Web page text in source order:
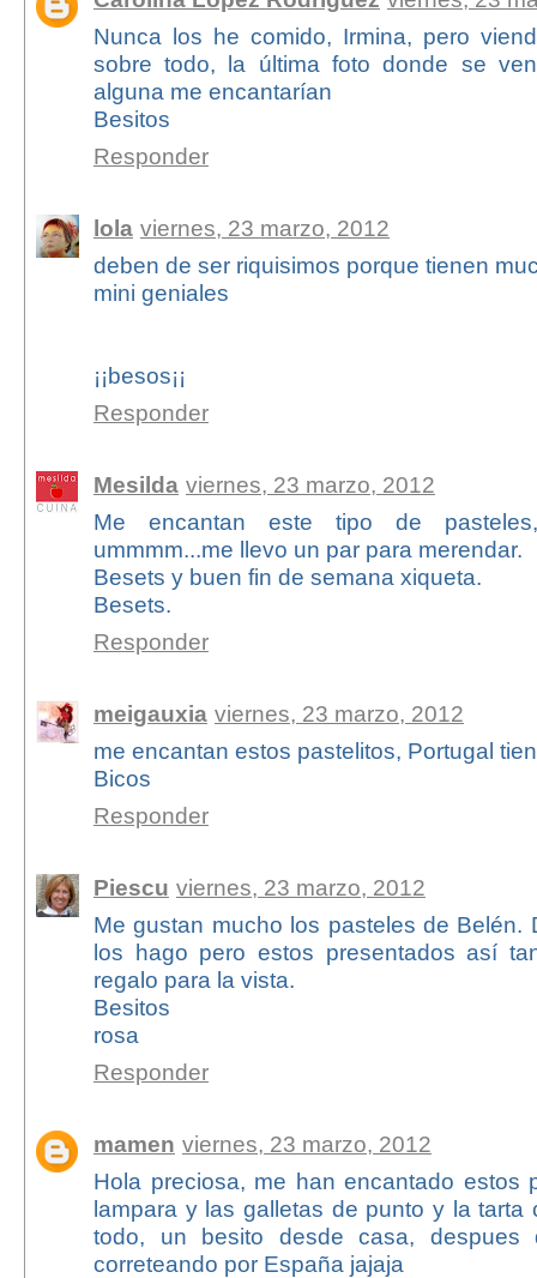
Nunca los he comido, Irmina, pero
sobre todo, la última foto donde se
alguna me encantarían
Besitos
Responder
lola viernes, 23 marzo, 2012
deben de ser riquisimos porque tienen
mini geniales
¡¡besos¡¡
Responder
Mesilda viernes, 23 marzo, 2012
Me encantan este tipo de
ummmm...me llevo un par para merendar.
Besets y buen fin de semana xiqueta.
Besets.
Responder
meigauxia viernes, 23 marzo, 2012
me encantan estos pastelitos, Portugal
Bicos
Responder
Piescu viernes, 23 marzo, 2012
Me gustan mucho los pasteles de Belén.
los hago pero estos presentados así
regalo para la vista.
Besitos
rosa
Responder
mamen viernes, 23 marzo, 2012
Hola preciosa, me han encantado estos
lampara y las galletas de punto y la tarta
todo, un besito desde casa, despues
correteando por España jajaja